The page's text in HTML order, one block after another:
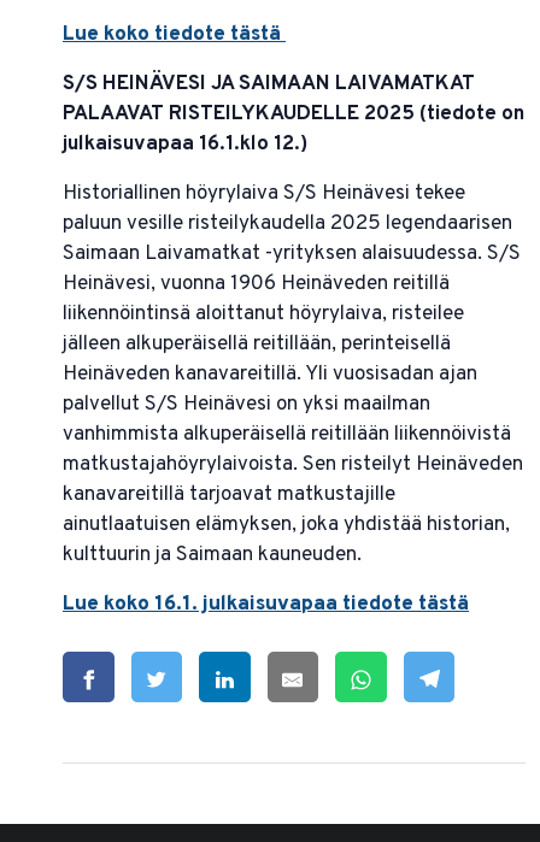
Lue koko tiedote tästä
S/S HEINÄVESI JA SAIMAAN LAIVAMATKAT
PALAAVAT RISTEILYKAUDELLE 2025 (tiedote on
julkaisuvapaa 16.1.klo 12.)
Historiallinen höyrylaiva S/S Heinävesi tekee
paluun vesille risteilykaudella 2025 legendaarisen
Saimaan Laivamatkat -yrityksen alaisuudessa. S/S
Heinävesi, vuonna 1906 Heinäveden reitillä
liikennöintinsä aloittanut höyrylaiva, risteilee
jälleen alkuperäisellä reitillään, perinteisellä
Heinäveden kanavareitillä. Yli vuosisadan ajan
palvellut S/S Heinävesi on yksi maailman
vanhimmista alkuperäisellä reitillään liikennöivistä
matkustajahöyrylaivoista. Sen risteilyt Heinäveden
kanavareitillä tarjoavat matkustajille
ainutlaatuisen elämyksen, joka yhdistää historian,
kulttuurin ja Saimaan kauneuden.
Lue koko 16.1. julkaisuvapaa tiedote tästä